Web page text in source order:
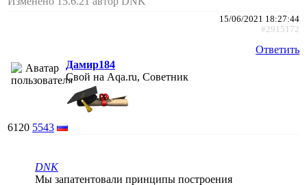
15/06/2021 18:27:44
#2915172
Ответить
Дамир184
Свой на Aqa.ru, Советник
6120 5543
DNK
Мы запатентовали принципы построения